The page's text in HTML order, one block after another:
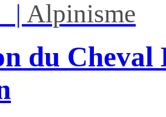
| Alpinisme
du